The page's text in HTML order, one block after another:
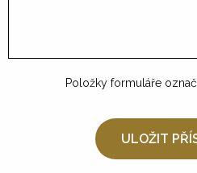
Položky formuláře